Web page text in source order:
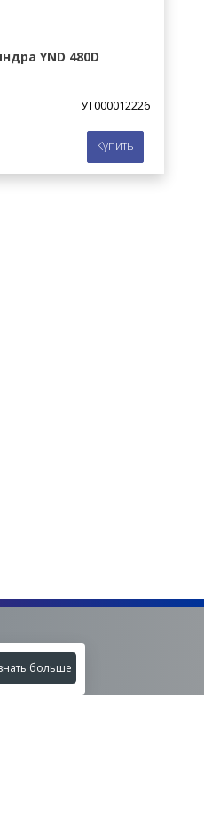
YND 480D
УТ000012226
Купить
больше